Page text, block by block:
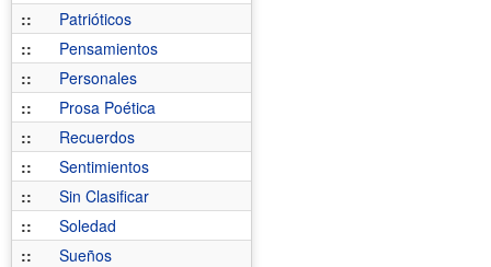
::
Patrióticos
::
Pensamientos
::
Personales
::
Prosa Poética
::
Recuerdos
::
Sentimientos
::
Sin Clasificar
::
Soledad
::
Sueños